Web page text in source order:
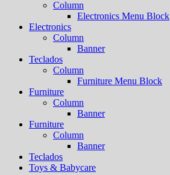
Column
Electronics Menu Block
Electronics
Column
Banner
Teclados
Column
Furniture Menu Block
Furniture
Column
Banner
Furniture
Column
Banner
Teclados
Toys & Babycare